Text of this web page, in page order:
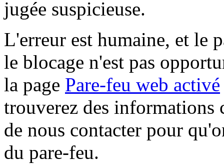
jugée suspicieuse.
L'erreur est humaine, et le
le blocage n'est pas
la page Pare-feu web activé
trouverez des informations
de nous contacter pour
du pare-feu.